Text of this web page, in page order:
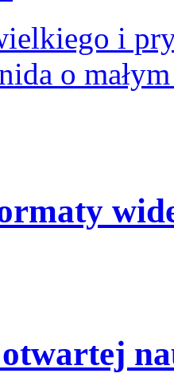
i
o